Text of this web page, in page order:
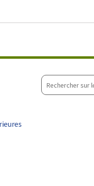
Rechercher
sur